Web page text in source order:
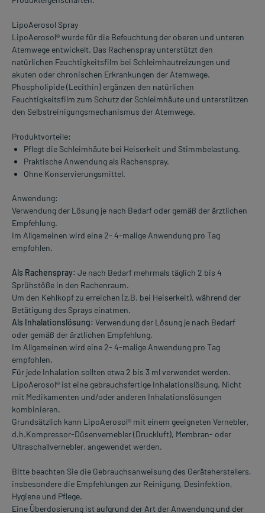
LipoAerosol Spray
LipoAerosol® wurde für die Befeuchtung der oberen und unteren
Atemwege entwickelt. Das Rachenspray unterstützt den
natürlichen Feuchtigkeitsfilm bei Schleimhautreizungen und
akuten oder chronischen Erkrankungen der Atemwege.
Phospholipide (Lecithin) ergänzen den natürlichen
Feuchtigkeitsfilm zum Schutz der Schleimhäute und unterstützen
den Selbstreinigungsmechanismus der Atemwege.
Produktvorteile:
Pflegt die Schleimhäute bei Heiserkeit und Stimmbelastung.
Praktische Anwendung als Rachenspray.
Ohne Konservierungsmittel.
Anwendung:
Verwendung der Lösung je nach Bedarf oder gemäß der ärztlichen
Empfehlung.
Im Allgemeinen wird eine 2- 4-malige Anwendung pro Tag
empfohlen.
Als Rachenspray: Je nach Bedarf mehrmals täglich 2 bis 4
Sprühstöße in den Rachenraum.
Um den Kehlkopf zu erreichen (z.B. bei Heiserkeit), während der
Betätigung des Sprays einatmen.
Als Inhalationslösung: Verwendung der Lösung je nach Bedarf
oder gemäß der ärztlichen Empfehlung.
Im Allgemeinen wird eine 2- 4-malige Anwendung pro Tag
empfohlen.
Für jede Inhalation sollten etwa 2 bis 3 ml verwendet werden.
LipoAerosol® ist eine gebrauchsfertige Inhalationslösung. Nicht
mit Medikamenten und/oder anderen Inhalationslösungen
kombinieren.
Grundsätzlich kann LipoAerosol® mit einem geeigneten Vernebler,
d.h.Kompressor-Düsenvernebler (Druckluft), Membran- oder
Ultraschallvernebler, angewendet werden.
Bitte beachten Sie die Gebrauchsanweisung des Geräteherstellers,
insbesondere die Empfehlungen zur Reinigung, Desinfektion,
Hygiene und Pflege.
Eine Überdosierung ist aufgrund der Art der Anwendung und der